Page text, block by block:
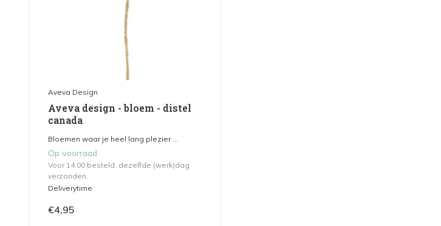
Aveva Design
Aveva design - bloem - distel
canada
Bloemen waar je heel lang plezier ...
Op voorraad
Voor 14.00 besteld, dezelfde (werk)dag
verzonden.
Deliverytime
€4,95